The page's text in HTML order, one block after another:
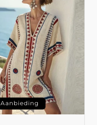
Aanbieding